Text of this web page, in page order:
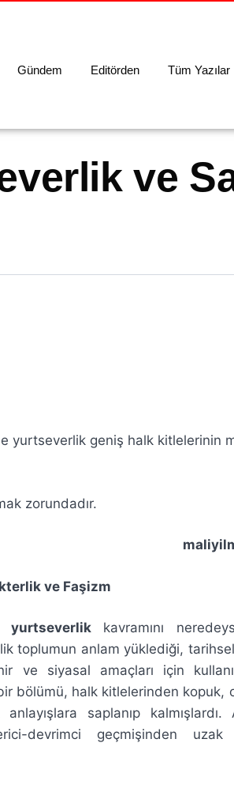
Gündem Editörden Tüm Yazılar
ve
yurtseverlik geniş halk kitlelerinin
zorundadır.
ve Faşizm
yurtseverlikkavramını
toplumun anlam yüklediği,
ve siyasal amaçları için
bölümü, halk kitlelerinden kopuk,
saplanıp kalmışlardı.
devrimci geçmişinden uzak